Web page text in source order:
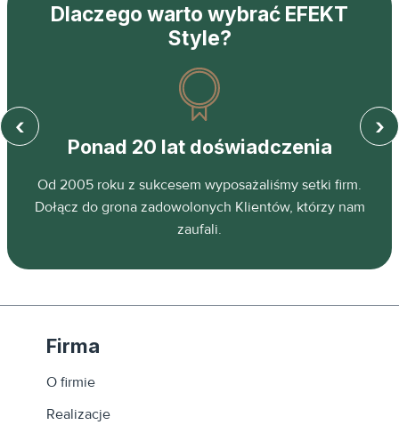
Dlaczego warto wybrać EFEKT
Style?
Ponad 20 lat doświadczenia
Od 2005 roku z sukcesem wyposażaliśmy setki firm.
Dołącz do grona zadowolonych Klientów, którzy nam
zaufali.
‹ ›
Firma
O firmie
Realizacje